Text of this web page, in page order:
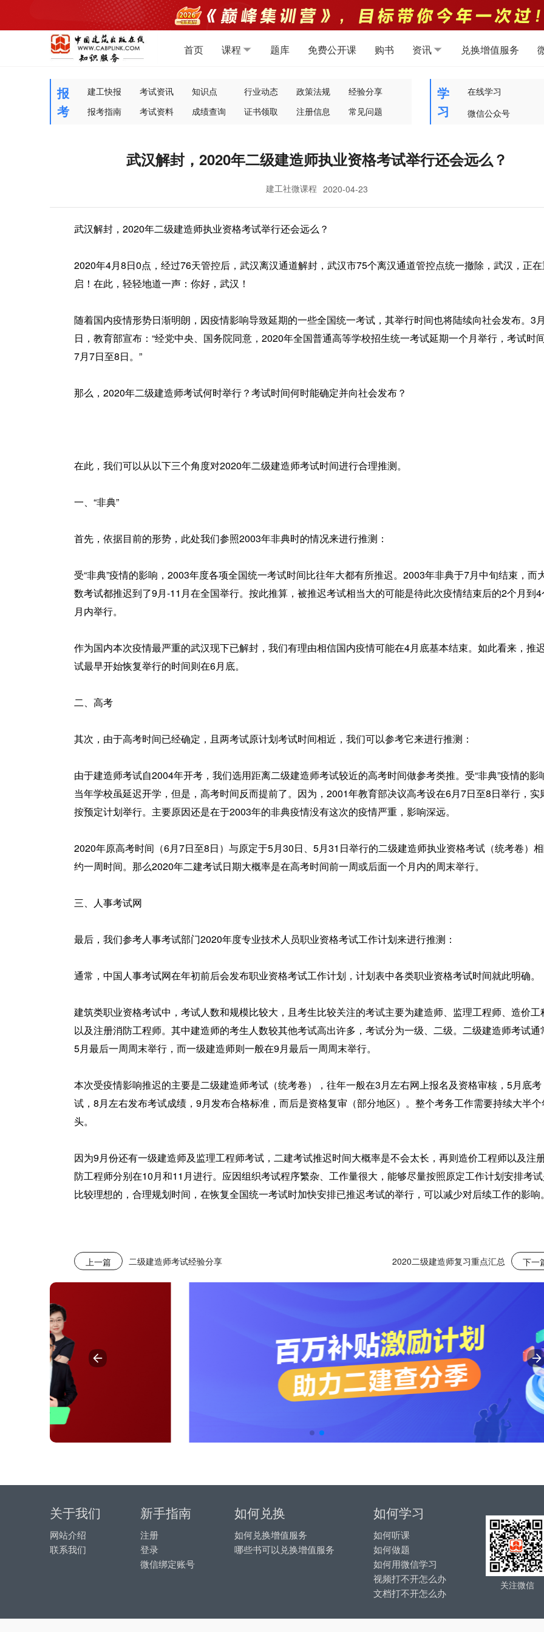
首页 课程 题库 免费公开课 购书 资讯 兑换增值服务
报
考
建工快报 考试资讯 知识点 行业动态 政策法规
经验分享
报考指南
考试资料 成绩查询 证书领取 注册信息 常见问题
学
习
在线学习
微信公众号
武汉解封，2020年二级建造师执业资格考试举行还会远么？
建工社微课程 2020-04-23
武汉解封，2020年二级建造师执业资格考试举行还会远么？
2020年4月8日0点，经过76天管控后，武汉离汉通道解封，武汉市75个离汉通道管控点统一撤除，武汉，正
启！在此，轻轻地道一声：你好，武汉！
随着国内疫情形势日渐明朗，因疫情影响导致延期的一些全国统一考试，其举行时间也将陆续向社会发布。3
日，教育部宣布：“经党中央、国务院同意，2020年全国普通高等学校招生统一考试延期一个月举行，考试时
7月7日至8日。”
那么，2020年二级建造师考试何时举行？考试时间何时能确定并向社会发布？
在此，我们可以从以下三个角度对2020年二级建造师考试时间进行合理推测。
一、“非典”
首先，依据目前的形势，此处我们参照2003年非典时的情况来进行推测：
受“非典”疫情的影响，2003年度各项全国统一考试时间比往年大都有所推迟。2003年非典于7月中旬结束，而
数考试都推迟到了9月-11月在全国举行。按此推算，被推迟考试相当大的可能是待此次疫情结束后的2个月到4
月内举行。
作为国内本次疫情最严重的武汉现下已解封，我们有理由相信国内疫情可能在4月底基本结束。如此看来，推
试最早开始恢复举行的时间则在6月底。
二、高考
其次，由于高考时间已经确定，且两考试原计划考试时间相近，我们可以参考它来进行推测：
由于建造师考试自2004年开考，我们选用距离二级建造师考试较近的高考时间做参考类推。受“非典”疫情的影
当年学校虽延迟开学，但是，高考时间反而提前了。因为，2001年教育部决议高考设在6月7日至8日举行，实
按预定计划举行。主要原因还是在于2003年的非典疫情没有这次的疫情严重，影响深远。
2020年原高考时间（6月7日至8日）与原定于5月30日、5月31日举行的二级建造师执业资格考试（统考卷）
约一周时间。那么2020年二建考试日期大概率是在高考时间前一周或后面一个月内的周末举行。
三、人事考试网
最后，我们参考人事考试部门2020年度专业技术人员职业资格考试工作计划来进行推测：
通常，中国人事考试网在年初前后会发布职业资格考试工作计划，计划表中各类职业资格考试时间就此明确。
建筑类职业资格考试中，考试人数和规模比较大，且考生比较关注的考试主要为建造师、监理工程师、造价工
以及注册消防工程师。其中建造师的考生人数较其他考试高出许多，考试分为一级、二级。二级建造师考试通
5月最后一周周末举行，而一级建造师则一般在9月最后一周周末举行。
本次受疫情影响推迟的主要是二级建造师考试（统考卷），往年一般在3月左右网上报名及资格审核，5月底考
试，8月左右发布考试成绩，9月发布合格标准，而后是资格复审（部分地区）。整个考务工作需要持续大半个
头。
因为9月份还有一级建造师及监理工程师考试，二建考试推迟时间大概率是不会太长，再则造价工程师以及注
防工程师分别在10月和11月进行。应因组织考试程序繁杂、工作量很大，能够尽量按照原定工作计划安排考
比较理想的，合理规划时间，在恢复全国统一考试时加快安排已推迟考试的举行，可以减少对后续工作的影响。
上一篇 二级建造师考试经验分享 2020二级建造师复习重点汇总 下一
关于我们
网站介绍
联系我们
新手指南
注册
登录
微信绑定账号
如何兑换
如何兑换增值服务
哪些书可以兑换增值服务
如何学习
如何听课
如何做题
如何用微信学习
视频打不开怎么办
文档打不开怎么办
关注微信